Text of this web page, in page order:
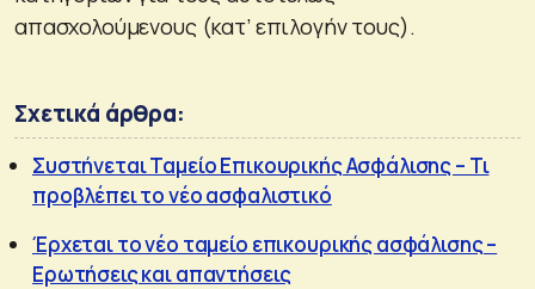
απασχολούμενους (κατ’ επιλογήν τους).
Σχετικά άρθρα:
Συστήνεται Ταμείο Επικουρικής Ασφάλισης – Τι
προβλέπει το νέο ασφαλιστικό
Έρχεται το νέο ταμείο επικουρικής ασφάλισης –
Ερωτήσεις και απαντήσεις